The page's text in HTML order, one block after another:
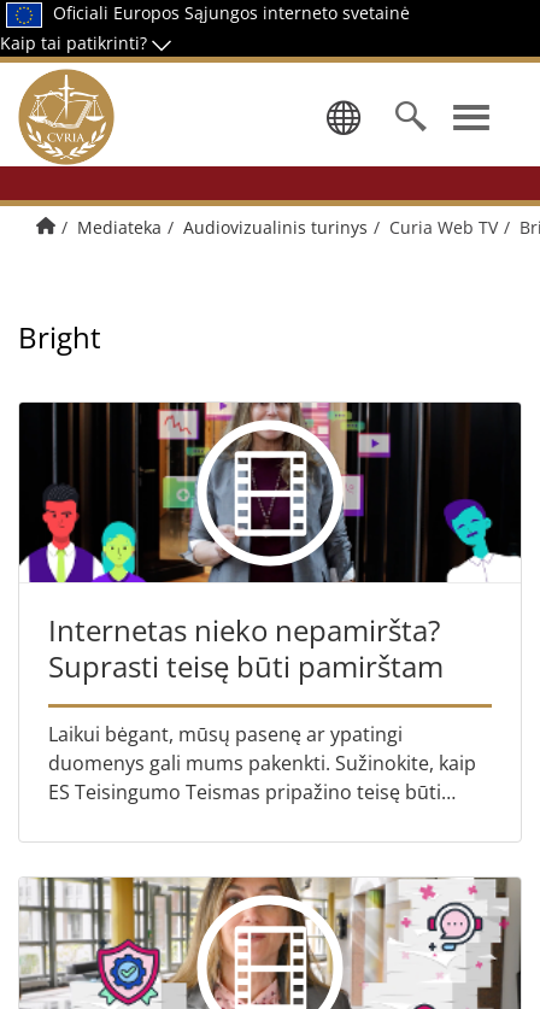
Oficiali Europos Sąjungos interneto svetainė
Kaip tai patikrinti?
Pasirinkti
Pradžios puslapis
Mediateka Audiovizualinis turinys Curia Web TV
Bright
Internetas nieko nepamiršta?
Suprasti teisę būti pamirštam
Laikui bėgant, mūsų pasenę ar ypatingi
duomenys gali mums pakenkti. Sužinokite, kaip
ES Teisingumo Teismas pripažino teisę būti
privatumą ir kartu užtikrinti teisę ...